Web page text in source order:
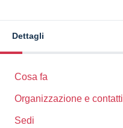
Dettagli
Cosa fa
Organizzazione e contatti
Sedi